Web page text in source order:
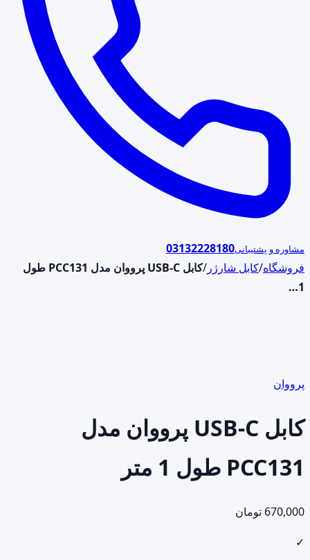
مشاوره و پشتیبانی03132228180
فروشگاه/کابل شارژر /
کابل USB-C پرووان مدل PCC131 طول
1…
پرووان
کابل USB-C پرووان مدل
PCC131 طول 1 متر
670,000 تومان
✓